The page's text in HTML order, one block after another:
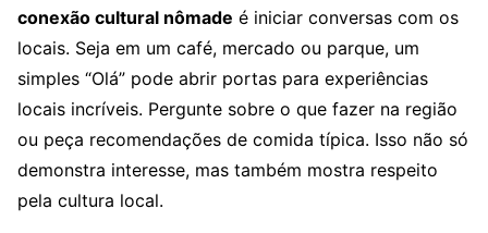
conexão cultural nômade é iniciar conversas com os
locais. Seja em um café, mercado ou parque, um
simples “Olá” pode abrir portas para experiências
locais incríveis. Pergunte sobre o que fazer na região
ou peça recomendações de comida típica. Isso não só
demonstra interesse, mas também mostra respeito
pela cultura local.